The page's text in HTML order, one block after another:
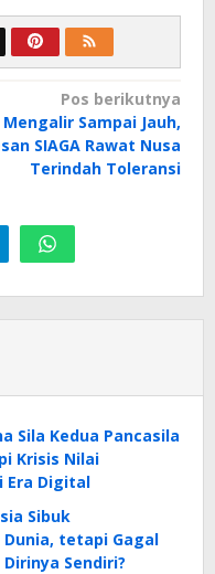
Pos berikutnya
Mengalir Sampai Jauh,
SIAGA Rawat Nusa
Terindah Toleransi
Sila Kedua Pancasila
Krisis Nilai
Era Digital
Sibuk
tetapi Gagal
Sendiri?